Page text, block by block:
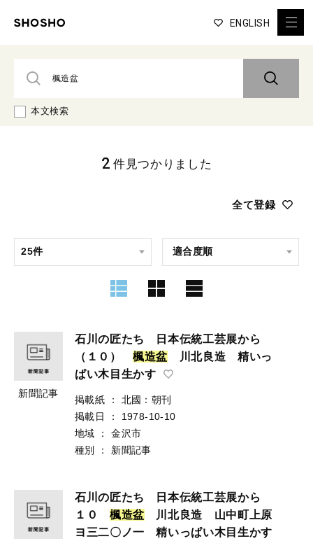
ENGLISH
本文検索
全て登録
2 件見つかりました
新聞記事
石川の匠たち 日本伝統工芸展から
（１０）楓造盆 川北良造 精いっ
ぱい木目生かす
掲載紙 ：
北國：朝刊
掲載日
：
1978-10-10
地域
：
金沢市
種別
： 新聞記事
石川の匠たち 日本伝統工芸展から
１０ 楓造盆 川北良造 山中町上原
ヨ三二〇ノ一 精いっぱい木目生かす